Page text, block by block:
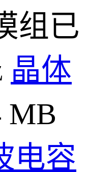
组已
晶体
MB
电容